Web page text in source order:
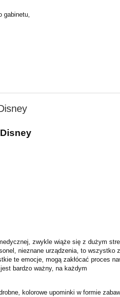
zwykle wiąże się z dużym
nieznane urządzenia, to wszystko
te emocje, mogą zakłócać proces
bardzo ważny, na każdym
kolorowe upominki w formie